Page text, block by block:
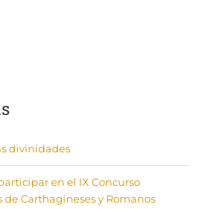
divinidades
en el IX Concurso
de Carthagineses y Romanos